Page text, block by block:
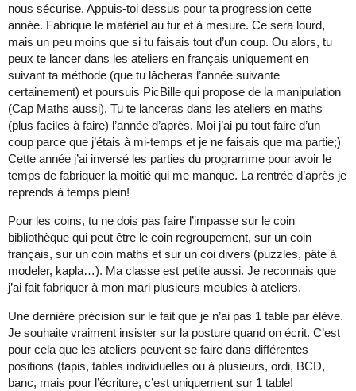
nous sécurise. Appuis-toi dessus pour ta progression cette
année. Fabrique le matériel au fur et à mesure. Ce sera lourd,
mais un peu moins que si tu faisais tout d’un coup. Ou alors, tu
peux te lancer dans les ateliers en français uniquement en
suivant ta méthode (que tu lâcheras l’année suivante
certainement) et poursuis PicBille qui propose de la manipulation
(Cap Maths aussi). Tu te lanceras dans les ateliers en maths
(plus faciles à faire) l’année d’après. Moi j’ai pu tout faire d’un
coup parce que j’étais à mi-temps et je ne faisais que ma partie;)
Cette année j’ai inversé les parties du programme pour avoir le
temps de fabriquer la moitié qui me manque. La rentrée d’après je
reprends à temps plein!
Pour les coins, tu ne dois pas faire l’impasse sur le coin
bibliothèque qui peut être le coin regroupement, sur un coin
français, sur un coin maths et sur un coi divers (puzzles, pâte à
modeler, kapla…). Ma classe est petite aussi. Je reconnais que
j’ai fait fabriquer à mon mari plusieurs meubles à ateliers.
Une dernière précision sur le fait que je n’ai pas 1 table par élève.
Je souhaite vraiment insister sur la posture quand on écrit. C’est
pour cela que les ateliers peuvent se faire dans différentes
positions (tapis, tables individuelles ou à plusieurs, ordi, BCD,
banc, mais pour l’écriture, c’est uniquement sur 1 table!